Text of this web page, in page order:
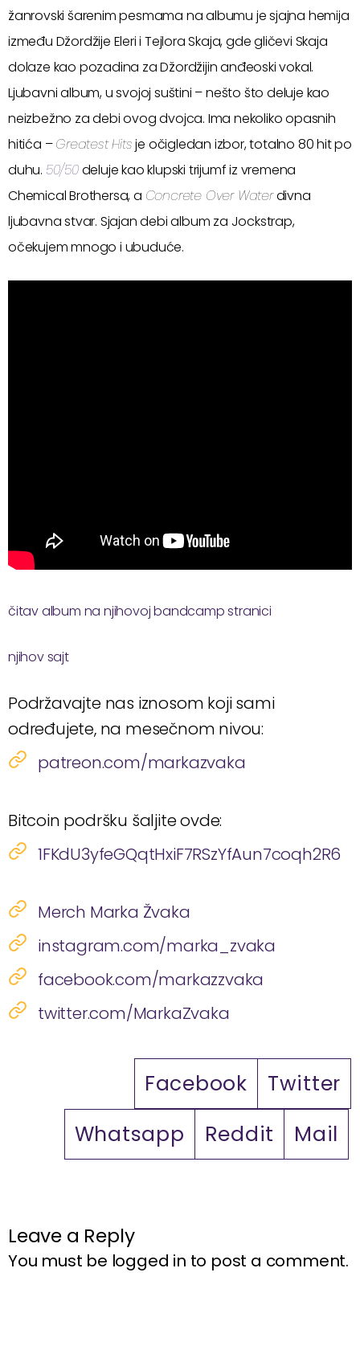
žanrovski šarenim pesmama na albumu je sjajna hemija
između Džordžije Eleri i Tejlora Skaja, gde gličevi Skaja
dolaze kao pozadina za Džordžijin anđeoski vokal.
Ljubavni album, u svojoj suštini – nešto što deluje kao
neizbežno za debi ovog dvojca. Ima nekoliko opasnih
hitića –Greatest Hitsje očigledan izbor, totalno 80 hit po
duhu. 50/50deluje kao klupski trijumf iz vremena
Chemical Brothersa, a Concrete Over Waterdivna
ljubavna stvar. Sjajan debi album za Jockstrap,
očekujem mnogo i ubuduće.
čitav album na njihovoj bandcamp stranici
njihov sajt
Podržavajte nas iznosom koji sami
određujete, na mesečnom nivou:
patreon.com/markazvaka
Bitcoin podršku šaljite ovde:
1FKdU3yfeGQqtHxiF7RSzYfAun7coqh2R6
Merch Marka Žvaka
instagram.com/marka_zvaka
facebook.com/markazzvaka
twitter.com/MarkaZvaka
Facebook
Twitter
Whatsapp
Reddit Mail
Leave a Reply
You must be logged in to post a comment.